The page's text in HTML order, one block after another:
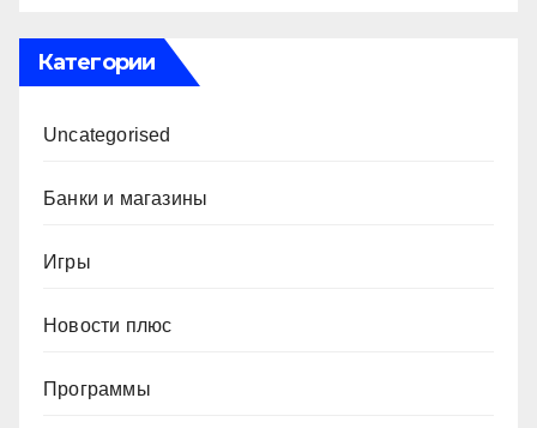
Категории
Uncategorised
Банки и магазины
Игры
Новости плюс
Программы